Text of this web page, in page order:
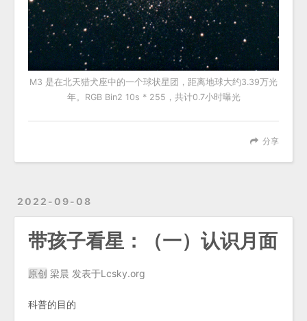
M3 是在北天猎犬座中的一个球状星团，距离地球大约3.39万光
年。RGB Bin2 10s * 255，共计0.7小时曝光
分享
2022-09-08
带孩子看星：（一）认识月面
原创 梁晨 发表于Lcsky.org
科普的目的